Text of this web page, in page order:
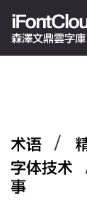
森澤文鼎雲字庫
术语 /
字体技术
事